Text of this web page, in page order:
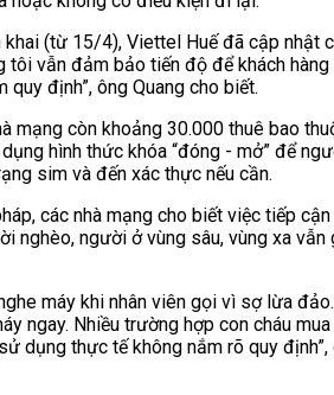
khai (từ 15/4), Viettel Huế đã cập nhật
tôi vẫn đảm bảo tiến độ để khách hàng
định”, ông Quang cho biết.
mạng còn khoảng 30.000 thuê bao
hình thức khóa “đóng - mở” để
sim và đến xác thực nếu cần.
các nhà mạng cho biết việc tiếp
nghèo, người ở vùng sâu, vùng xa vẫn
máy khi nhân viên gọi vì sợ lừa
ngay. Nhiều trường hợp con cháu
dụng thực tế không nắm rõ quy định”,